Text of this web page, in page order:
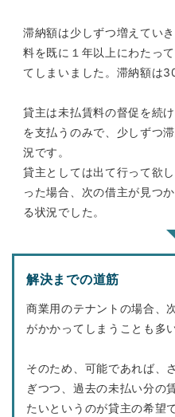
滞納額は少しずつ増えてい
料を既に１年以上にわたっ
てしまいました。滞納額は
貸主は未払賃料の督促を続
を支払うのみで、少しずつ
況です。
貸主としては出て行って欲
った場合、次の借主が見つ
る状況でした。
解決までの道筋
商業用のテナントの場合、
がかかってしまうことも多
そのため、可能であれば、
ぎつつ、過去の未払い分の
たいというのが貸主の希望